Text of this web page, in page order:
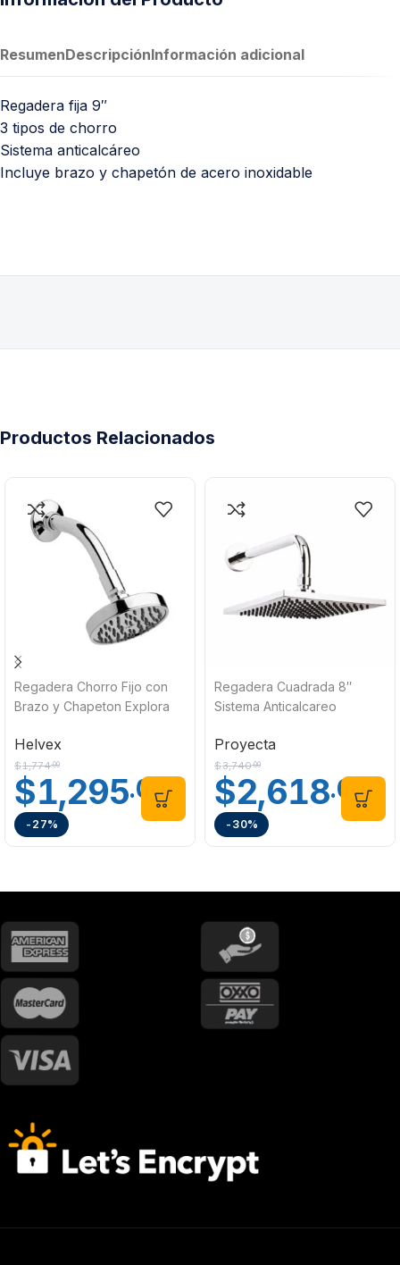
ResumenDescripciónInformación adicional
Regadera fija 9″
3 tipos de chorro
Sistema anticalcáreo
Incluye brazo y chapetón de acero inoxidable
Productos Relacionados
Regadera Chorro Fijo con
Brazo y Chapeton Explora
Helvex
$1,774.00
$1,295.00
-27%
Regadera Cuadrada 8″
Sistema Anticalcareo
Proyecta
$3,740.00
$2,618.00
-30%